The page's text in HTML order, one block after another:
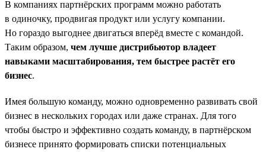
В компаниях партнёрских программ можно работать
в одиночку, продвигая продукт или услугу компании.
Но гораздо выгоднее двигаться вперёд вместе с командой.
Таким образом, чем лучше дистрибьютор владеет
навыками масштабирования, тем быстрее растёт его
бизнес.
Имея большую команду, можно одновременно развивать свой
бизнес в нескольких городах или даже странах. Для того
чтобы быстро и эффективно создать команду, в партнёрском
бизнесе принято формировать списки потенциальных